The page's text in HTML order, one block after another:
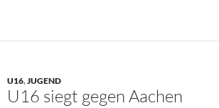
U16,JUGEND
U16 siegt gegen Aachen